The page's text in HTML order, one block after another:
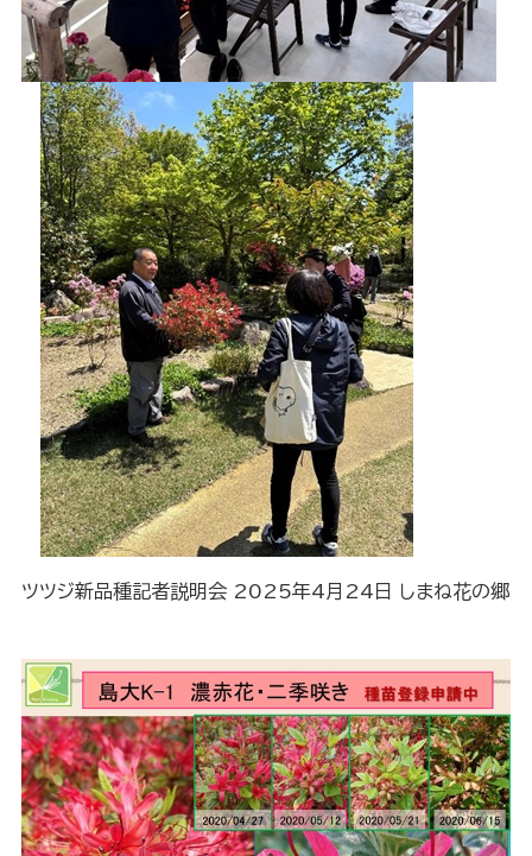
ツツジ新品種記者説明会 2025年4月24日 しまね花の郷